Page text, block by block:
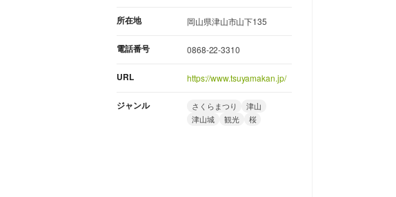
所在地 岡山県津山市山下135
電話番号 0868-22-3310
URL https://www.tsuyamakan.jp/
ジャンル さくらまつり
津山
津山城
観光 桜